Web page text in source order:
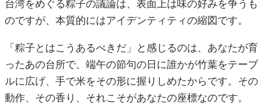
台湾をめぐる粽子の議論は、表面上は味の好みを争うも
のですが、本質的にはアイデンティティの縮図です。
「粽子とはこうあるべきだ」と感じるのは、あなたが育
ったあの台所で、端午の節句の日に誰かが竹葉をテーブ
ルに広げ、手で米をその形に握りしめたからです。その
動作、その香り、それこそがあなたの座標なのです。